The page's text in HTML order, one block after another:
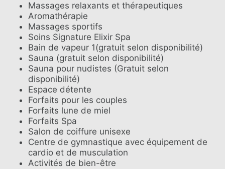
Massages relaxants et thérapeutiques
Aromathérapie
Massages sportifs
Soins Signature Elixir Spa
Bain de vapeur 1(gratuit selon disponibilité)
Sauna (gratuit selon disponibilité)
Sauna pour nudistes (Gratuit selon
disponibilité)
Espace détente
Forfaits pour les couples
Forfaits lune de miel
Forfaits Spa
Salon de coiffure unisexe
Centre de gymnastique avec équipement de
cardio et de musculation
Activités de bien-être